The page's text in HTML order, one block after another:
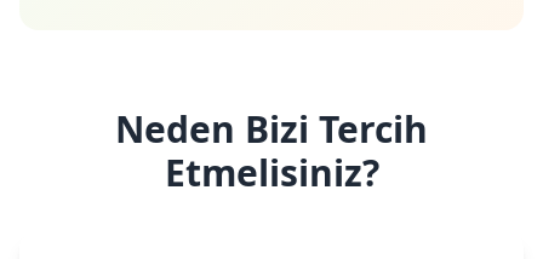
Neden Bizi Tercih
Etmelisiniz?